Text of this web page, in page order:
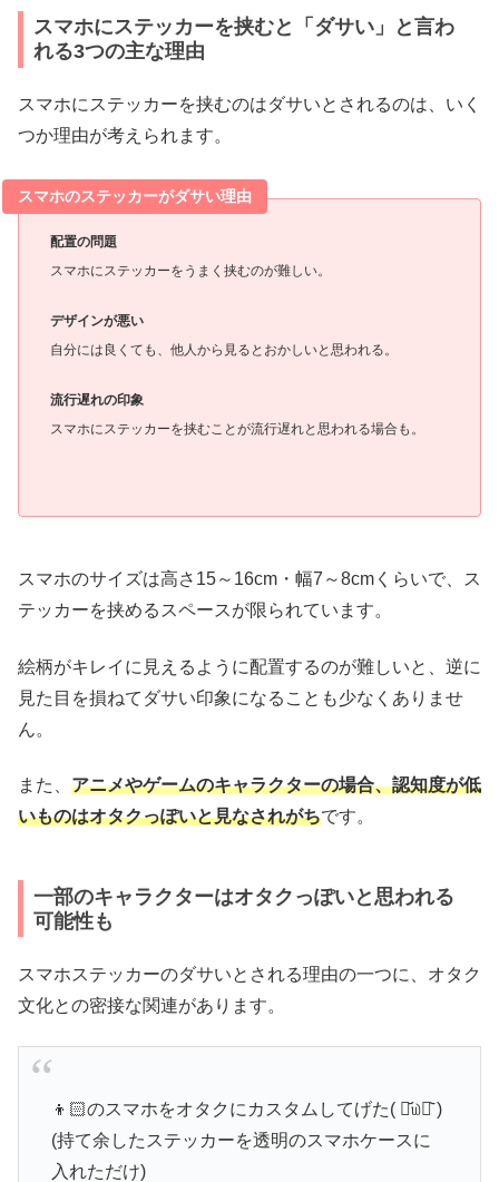
スマホにステッカーを挟むと「ダサい」と言わ
れる3つの主な理由
スマホにステッカーを挟むのはダサいとされるのは、いく
つか理由が考えられます。
スマホのステッカーがダサい理由
配置の問題
スマホにステッカーをうまく挟むのが難しい。
デザインが悪い
自分には良くても、他人から見るとおかしいと思われる。
流行遅れの印象
スマホにステッカーを挟むことが流行遅れと思われる場合も。
スマホのサイズは高さ15～16cm・幅7～8cmくらいで、ス
テッカーを挟めるスペースが限られています。
絵柄がキレイに見えるように配置するのが難しいと、逆に
見た目を損ねてダサい印象になることも少なくありませ
ん。
また、 アニメやゲームのキャラクターの場合、認知度が低
いものはオタクっぽいと見なされがちです。
一部のキャラクターはオタクっぽいと思われる
可能性も
スマホステッカーのダサいとされる理由の一つに、オタク
文化との密接な関連があります。
👦🏻のスマホをオタクにカスタムしてげた( ⌯᷄௰⌯᷅ )
(持て余したステッカーを透明のスマホケースに
入れただけ)